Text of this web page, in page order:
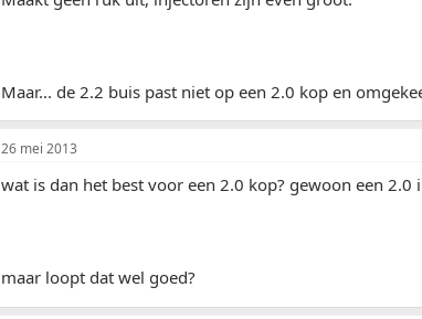
Maar... de 2.2 buis past niet op een 2.0 kop en
26 mei 2013
wat is dan het best voor een 2.0 kop? gewoon een 2.0
maar loopt dat wel goed?